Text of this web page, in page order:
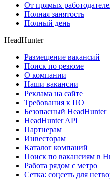
От прямых
Полная занятость
Полный день
HeadHunter
Размещение вакансий
Поиск по резюме
О компании
Наши вакансии
Реклама на сайте
Требования к ПО
Безопасный HeadHunter
HeadHunter API
Партнерам
Инвесторам
Каталог компаний
Поиск по вакансиям в
Работа рядом с метро
Сетка: соцсеть для